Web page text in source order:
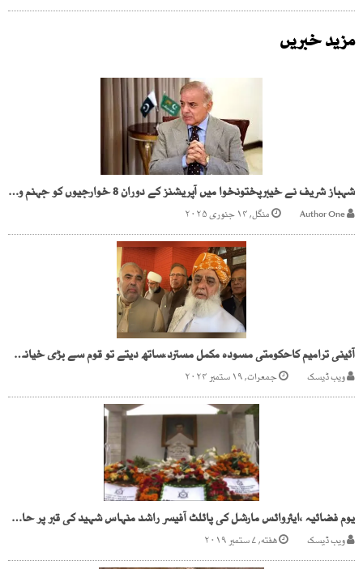
مزید خبریں
شہباز شریف نے خیبرپختونخوا میں آپریشنز کے دوران 8 خوارجیوں کو جہنم واصل کرنے پر سکیورٹی فورسز کو خراج تحسین پیش کیا
منگل, ۱۴ جنوری ۲۰۲۵
آئینی ترامیم کاحکومتی مسودہ مکمل مسترد،ساتھ دیتے تو قوم سے بڑی خیانت ہوتی، مولانا فضل الرحمن
ویب ڈیسک جمعرات, ۱۹ ستمبر ۲۰۲۴
یوم فضائیہ ،ایئروائس مارشل کی پائلٹ آفیسر راشد منہاس شہید کی قبر پر حاضری
ویب ڈیسک هفته, ۷ ستمبر ۲۰۱۹